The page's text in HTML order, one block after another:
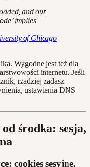
and our
implies
of Chicago
Wygodne jest też dla
internetu. Jeśli
rzadziej zadasz
ustawienia DNS
środka: sesja,
cookies sesyjne,